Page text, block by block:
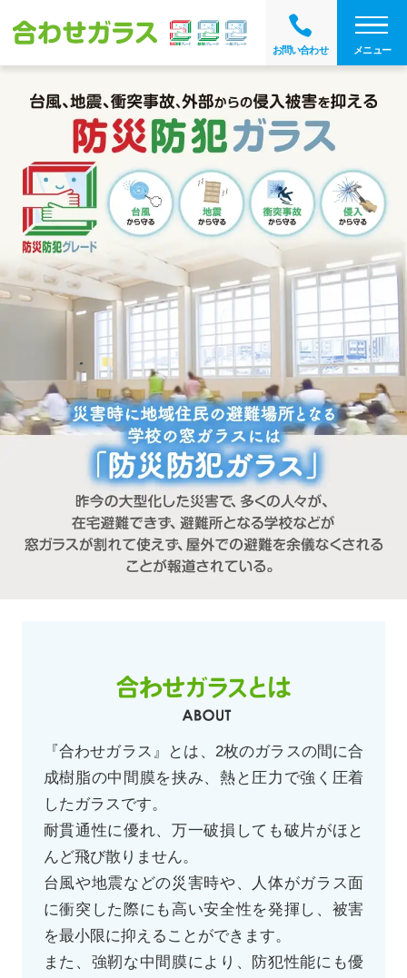
お問い合わせ メニュー
『合わせガラス』とは、2枚のガラスの間に合
成樹脂の中間膜を挟み、熱と圧力で強く圧着
したガラスです。
耐貫通性に優れ、万一破損しても破片がほと
んど飛び散りません。
台風や地震などの災害時や、人体がガラス面
に衝突した際にも高い安全性を発揮し、被害
を最小限に抑えることができます。
また、強靭な中間膜により、防犯性能にも優